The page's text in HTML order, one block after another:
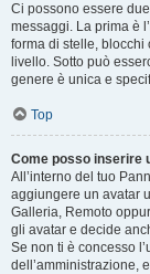
Ci possono essere
messaggi. La prima è
forma di stelle, blocchi
livello. Sotto può
genere è unica e
Top
Come posso inserire
All’interno del tuo
aggiungere un avatar
Galleria, Remoto
gli avatar e decide
Se non ti è concesso
dell’amministrazione,